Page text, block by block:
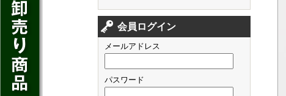
会員ログイン
メールアドレス
パスワード
CT200h
HS250h
GS
クラウン アスリート
クラウン マジェスタ
クラウン ロイヤル
アベンシス
ジューク
ノート
キューブ
フィット
シャトル
ジェイド
フレア